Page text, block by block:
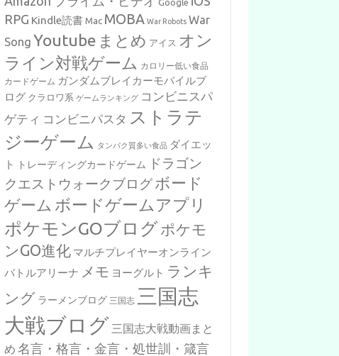
Google
RPG Kindle読書 Mac MOBA War Robots War
Song Youtube まとめ アイス オン
ライン対戦ゲーム カロリー低い食品
カードゲーム ガンダムブレイカーモバイルブ
ログ クラロワ系 ゲームランキング コンビニスパ
ゲティ コンビニパスタ ストラテ
ジーゲーム
タンパク質多い食品 ダイエッ
ト
トレーディングカードゲーム
ドラゴン
クエストウォークブログボード
ゲーム ボードゲームアプリ
ポケモンGOブログポケモ
ンGO進化 マルチプレイヤーオンライン
バトルアリーナ メモ ヨーグルト ランキ
ング ラーメンブログ 三国志 三国志
大戦ブログ 三国志大戦動画まと
め 名言・格言・金言・処世訓・箴言